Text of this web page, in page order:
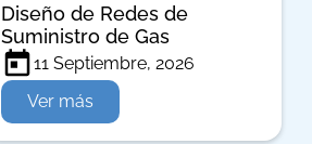
Diseño de Redes de
Suministro de Gas
11 Septiembre, 2026
Ver más